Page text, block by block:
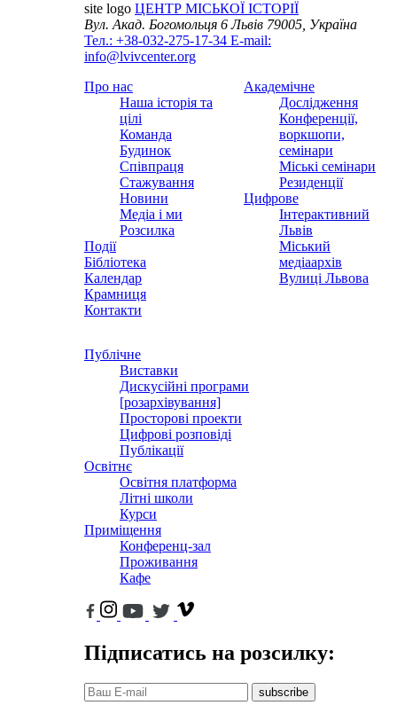
site logo ЦЕНТР МІСЬКОЇ ІСТОРІЇ
Вул. Акад. Богомольця 6Львів 79005, Україна
Тел.: +38-032-275-17-34 E-mail:
info@lvivcenter.org
Про нас
Наша історія та
цілі
Команда
Будинок
Співпраця
Стажування
Новини
Медіа і ми
Розсилка
Події
Бібліотека
Календар
Крамниця
Контакти
Академічне
Дослідження
Конференції,
воркшопи,
семінари
Міські семінари
Резиденції
Цифрове
Інтерактивний
Львів
Міський
медіаархів
Вулиці Львова
Публічне
Виставки
Дискусійні програми
[розархівування]
Просторові проекти
Цифрові розповіді
Публікації
Освітнє
Освітня платформа
Літні школи
Курси
Приміщення
Конференц-зал
Проживання
Кафе
Підписатись на розсилку:
subscribe